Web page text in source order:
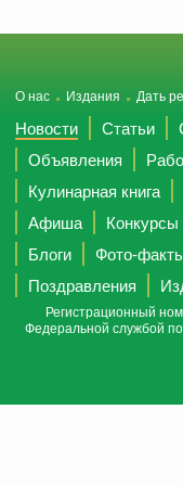
О нас Издания Дать
Новости Статьи
Объявления
Кулинарная книга
Афиша
Конкурсы
Блоги
Фото-
Поздравления
Регистрационный
Федеральной службой